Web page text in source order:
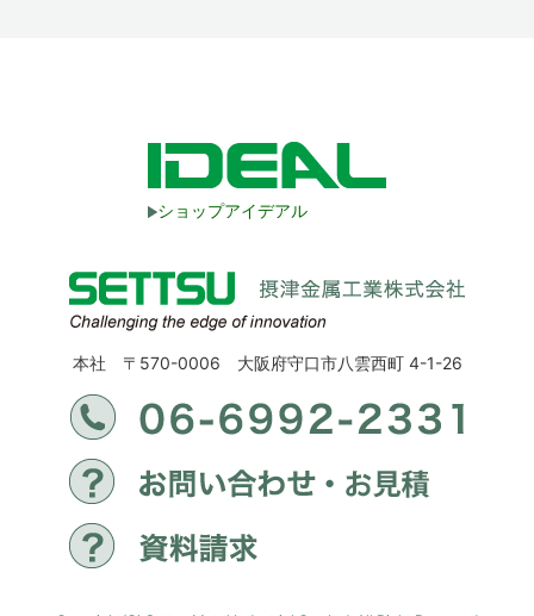
ショップアイデアル
本社 〒570-0006 大阪府守口市八雲西町 4-1-26